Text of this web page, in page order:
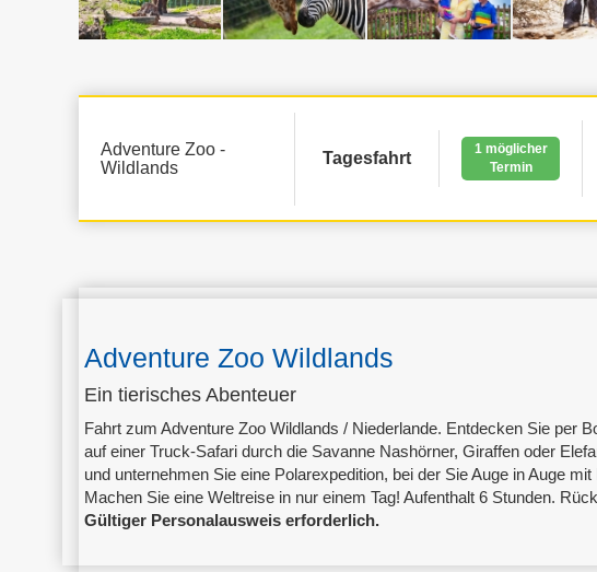
Adventure Zoo -
Wildlands
Tagesfahrt
1 möglicher
Termin
Adventure Zoo Wildlands
Ein tierisches Abenteuer
Fahrt zum Adventure Zoo Wildlands / Niederlande. Entdecken Sie per
auf einer Truck-Safari durch die Savanne Nashörner, Giraffen oder
und unternehmen Sie eine Polarexpedition, bei der Sie Auge in Auge
Machen Sie eine Weltreise in nur einem Tag! Aufenthalt 6 Stunden.
Gültiger Personalausweis erforderlich.